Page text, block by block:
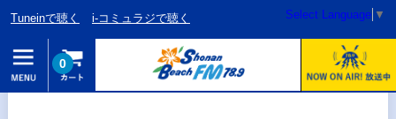
Tuneinで聴く i-コミュラジで聴く Select Language ▼
0